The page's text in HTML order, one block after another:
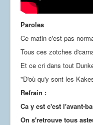
Paroles
Ce matin c'est pas
Tous ces zotches
Et ce cri dans tout
"D'où qu'y sont les
Refrain :
Ca y est c'est l'avant-
On s'retrouve tous